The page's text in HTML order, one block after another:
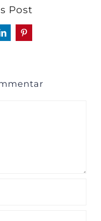
Post
LinkedInPinterest